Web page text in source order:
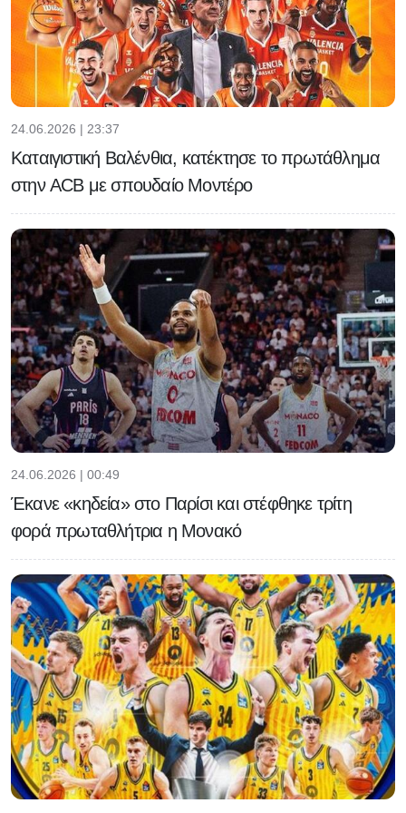
24.06.2026 | 23:37
Καταιγιστική Βαλένθια, κατέκτησε το πρωτάθλημα
στην ACB με σπουδαίο Μοντέρο
24.06.2026 | 00:49
Έκανε «κηδεία» στο Παρίσι και στέφθηκε τρίτη
φορά πρωταθλήτρια η Μονακό